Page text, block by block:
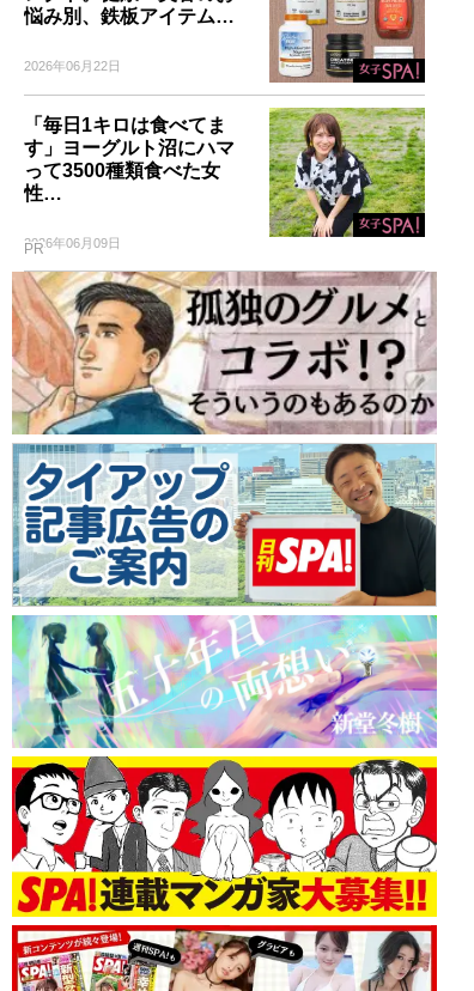
悩み別、鉄板アイテム…
2026年06月22日
「毎日1キロは食べてま
す」ヨーグルト沼にハマ
って3500種類食べた女
性…
2026年06月09日
PR